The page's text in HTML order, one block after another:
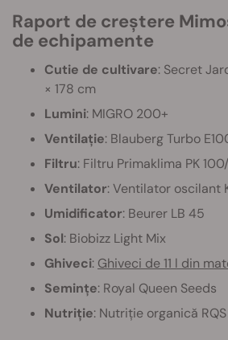
Raport de creștere Mimosa Auto: lista
de echipamente
Cutie de cultivare: Secret
× 178 cm
Lumini: MIGRO 200+
Ventilație: Blauberg Turbo
Filtru: Filtru Primaklima PK
Ventilator: Ventilator oscilant
Umidificator: Beurer LB 45
Sol: Biobizz Light Mix
Ghiveci: Ghiveci de 11 l din
Semințe: Royal Queen Seeds
Nutriție: Nutriție organică